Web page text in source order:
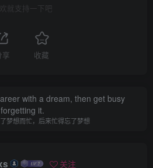
欢就支持一下吧
享 收藏
with a dream, then get busy
forgetting it.
梦想而忙，后来忙得忘了梦想
关注